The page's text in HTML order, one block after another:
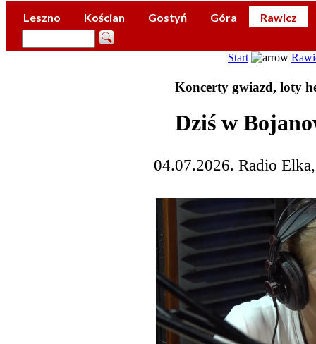
Leszno Kościan Gostyń Góra Rawicz
Start
Koncerty gwiazd, loty
Dziś w
04.07.2026. Radio